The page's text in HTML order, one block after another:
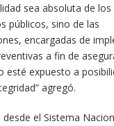
sea absoluta de los
públicos, sino de las
encargadas de
a fin de
esté expuesto a
agregó.
el Sistema